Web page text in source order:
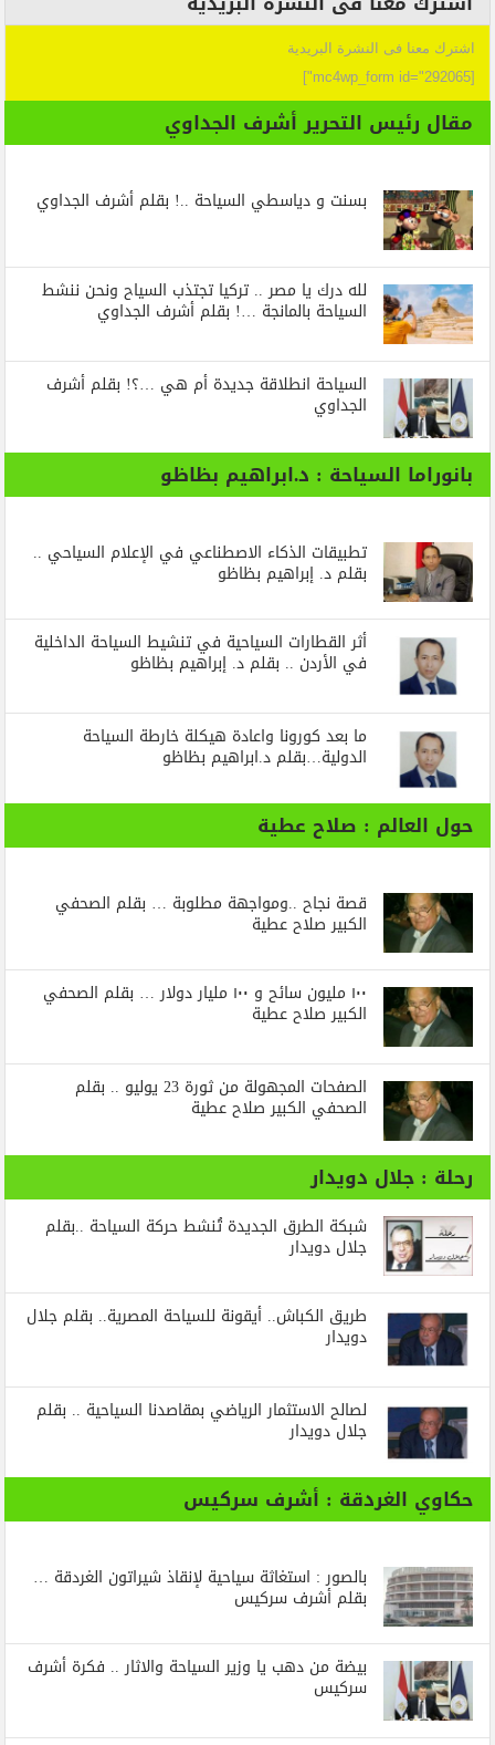
اشترك معنا فى النشرة البريدية
[mc4wp_form id="292065"]
مقال رئيس التحرير أشرف الجداوي
بسنت و دياسطي السياحة ..! بقلم أشرف الجداوي
لله درك يا مصر .. تركيا تجتذب السياح ونحن ننشط
السياحة بالمانجة …! بقلم أشرف الجداوي
السياحة انطلاقة جديدة أم هي …؟! بقلم أشرف
الجداوي
بانوراما السياحة : د.ابراهيم بظاظو
تطبيقات الذكاء الاصطناعي في الإعلام السياحي ..
بقلم د. إبراهيم بظاظو
أثر القطارات السياحية في تنشيط السياحة الداخلية
في الأردن .. بقلم د. إبراهيم بظاظو
ما بعد كورونا واعادة هيكلة خارطة السياحة
الدولية…بقلم د.ابراهيم بظاظو
حول العالم : صلاح عطية
قصة نجاح ..ومواجهة مطلوبة … بقلم الصحفي
الكبير صلاح عطية
١٠٠ مليون سائح و ١٠٠ مليار دولار … بقلم الصحفي
الكبير صلاح عطية
الصفحات المجهولة من ثورة 23 يوليو .. بقلم
الصحفي الكبير صلاح عطية
رحلة : جلال دويدار
شبكة الطرق الجديدة تُنشط حركة السياحة ..بقلم
جلال دويدار
طريق الكباش.. أيقونة للسياحة المصرية.. بقلم جلال
دويدار
لصالح الاستثمار الرياضي بمقاصدنا السياحية .. بقلم
جلال دويدار
حكاوي الغردقة : أشرف سركيس
بالصور : استغاثة سياحية لإنقاذ شيراتون الغردقة …
بقلم أشرف سركيس
بيضة من دهب يا وزير السياحة والاثار .. فكرة أشرف
سركيس